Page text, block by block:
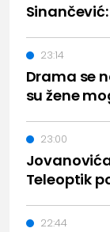
Drama se
su žene
23:14
Teleoptik
23:00
22:44